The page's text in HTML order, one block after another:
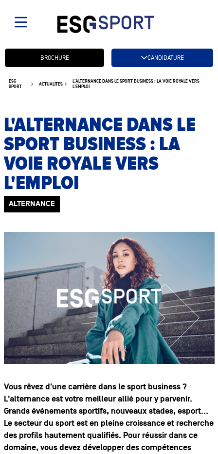
ESG
SPORT
ACTUALITÉS
L'ALTERNANCE DANS LE SPORT BUSINESS : LA VOIE ROYALE VERS
L'EMPLOI
L'ALTERNANCE DANS LE
SPORT BUSINESS : LA
VOIE ROYALE VERS
L'EMPLOI
ALTERNANCE
Vous rêvez d'une carrière dans le sport business ?
L'alternance est votre meilleur allié pour y parvenir.
Grands événements sportifs, nouveaux stades, esport...
Le secteur du sport est en pleine croissance et recherche
des profils hautement qualifiés. Pour réussir dans ce
domaine, vous devez développer des compétences
CANDIDATURE
Candidatez btnBROCHURE